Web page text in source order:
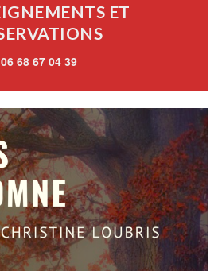
ET
06 68 67 04 39